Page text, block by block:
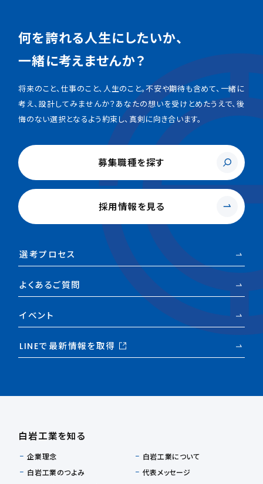
何を誇れる人生にしたいか、
一緒に考えませんか？
将来のこと、仕事のこと、人生のこと。不安や期待も含めて、一緒に
考え、設計してみませんか？あなたの想いを受けとめたうえで、後
悔のない選択となるよう約束し、真剣に向き合います。
募集職種を探す
採用情報を見る
選考プロセス
よくあるご質問
イベント
LINEで最新情報を取得
白岩工業を知る
企業理念
白岩工業について
白岩工業のつよみ
代表メッセージ